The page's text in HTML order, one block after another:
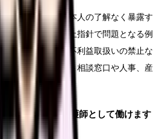
辱的な言動や、本人の了解なく暴露す
省のパワハラ防止指針で問題となる例
には相談体制や不利益取扱いの禁止な
内のハラスメント相談窓口や人事、産
ます。
ば、海外でも看護師として働けます